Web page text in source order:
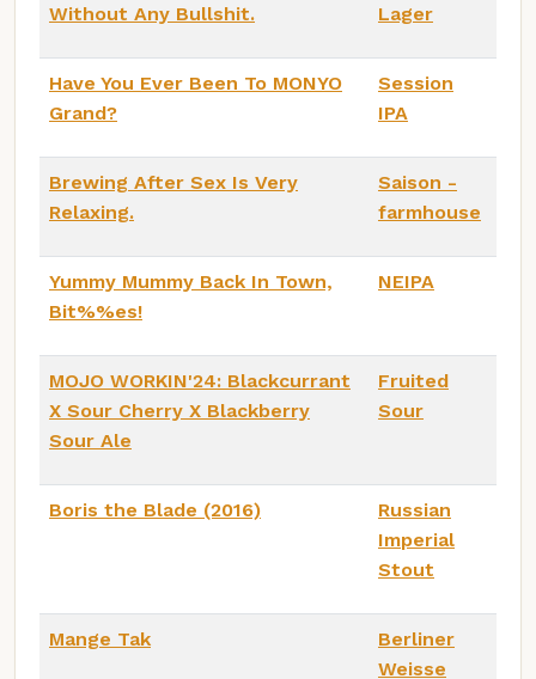
Without Any Bullshit.
Lager
Have You Ever Been To MONYO
Grand?
Session
IPA
Brewing After Sex Is Very
Relaxing.
Saison -
farmhouse
Yummy Mummy Back In Town,
Bit%%es!
NEIPA
MOJO WORKIN'24: Blackcurrant
X Sour Cherry X Blackberry
Sour Ale
Fruited
Sour
Boris the Blade (2016)
Russian
Imperial
Stout
Mange Tak
Berliner
Weisse